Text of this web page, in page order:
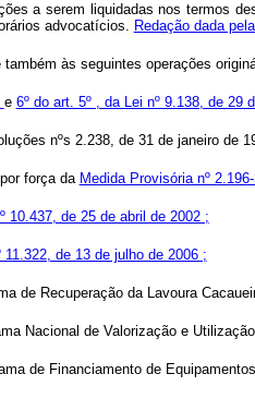
a serem liquidadas nos termos
advocatícios. Redação dada
às seguintes operações
e 6º do art. 5º , da Lei nº 9.138, de 29
nºs 2.238, de 31 de janeiro
força da Medida Provisória nº
10.437, de 25 de abril de 2002 ;
11.322, de 13 de julho de 2006 ;
de Recuperação da Lavoura
Nacional de Valorização e
de Financiamento de